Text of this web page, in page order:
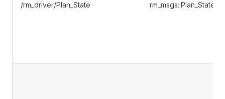
/rm_driver/Plan_State rm_msgs::Plan_State